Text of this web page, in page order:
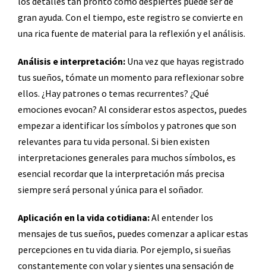
gran ayuda. Con el tiempo, este registro se convierte en
una rica fuente de material para la reflexión y el análisis.
Análisis e interpretación: Una vez que hayas registrado
tus sueños, tómate un momento para reflexionar sobre
ellos. ¿Hay patrones o temas recurrentes? ¿Qué
emociones evocan? Al considerar estos aspectos, puedes
empezar a identificar los símbolos y patrones que son
relevantes para tu vida personal. Si bien existen
interpretaciones generales para muchos símbolos, es
esencial recordar que la interpretación más precisa
siempre será personal y única para el soñador.
Aplicación en la vida cotidiana:Al entender los
mensajes de tus sueños, puedes comenzar a aplicar estas
percepciones en tu vida diaria. Por ejemplo, si sueñas
constantemente con volar y sientes una sensación de